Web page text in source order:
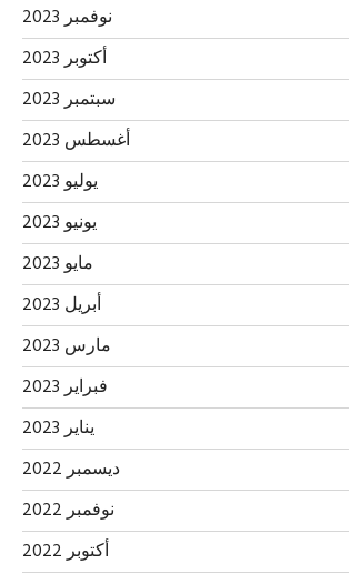
نوفمبر 2023
أكتوبر 2023
سبتمبر 2023
أغسطس 2023
يوليو 2023
يونيو 2023
مايو 2023
أبريل 2023
مارس 2023
فبراير 2023
يناير 2023
ديسمبر 2022
نوفمبر 2022
أكتوبر 2022